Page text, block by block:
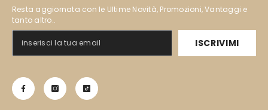
Resta aggiornata con le Ultime Novità, Promozioni, Vantaggi e
tanto altro..
ISCRIVIMI